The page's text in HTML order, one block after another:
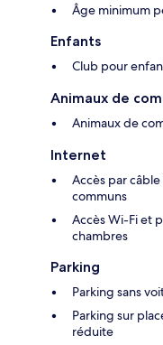
Âge minimum
Enfants
Club pour
Animaux de
Animaux de
Internet
Accès par
communs
Accès Wi-Fi et
chambres
Parking
Parking sans
Parking sur
réduite